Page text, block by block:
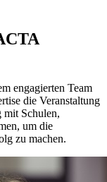
engagierten Team
die Veranstaltung
mit Schulen,
um die
zu machen.